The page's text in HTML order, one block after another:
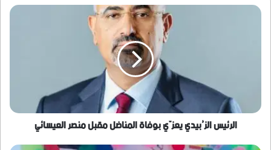
الرئيس
العيسائي
الرئيس الزُبيدي يعزّي بوفاة المناضل مقبل منصر العيسائي